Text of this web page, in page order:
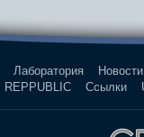
Лаборатория
Новости
REPPUBLIC Ссылки